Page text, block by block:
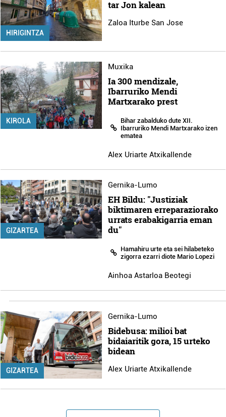
HIRIGINTZA
tar Jon kalean
Zaloa Iturbe San Jose
KIROLA
Muxika
Ia 300 mendizale,
Ibarruriko Mendi
Martxarako prest
Bihar zabalduko dute XII.
Ibarruriko Mendi Martxarako izen
ematea
Alex Uriarte Atxikallende
GIZARTEA
Gernika-Lumo
EH Bildu: "Justiziak
biktimaren erreparaziorako
urrats erabakigarria eman
du"
Hamahiru urte eta sei hilabeteko
zigorra ezarri diote Mario Lopezi
Ainhoa Astarloa Beotegi
GIZARTEA
Gernika-Lumo
Bidebusa: milioi bat
bidaiaritik gora, 15 urteko
bidean
Alex Uriarte Atxikallende